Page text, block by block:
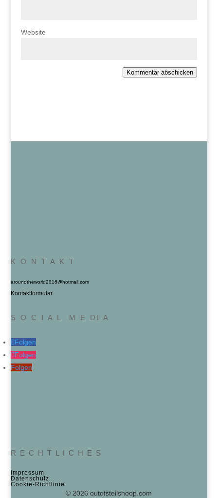
Website
Kommentar abschicken
K O N T A K T
aroundtheworld2016@hotmail.com
Kontaktformular
S O C I A L M E DI A
Folgen
Folgen
Folgen
R E C H T L I C H E S
Impressum
Datenschutz
Cookie‑Richtlinie
© 2026 outofsteilshoop.com